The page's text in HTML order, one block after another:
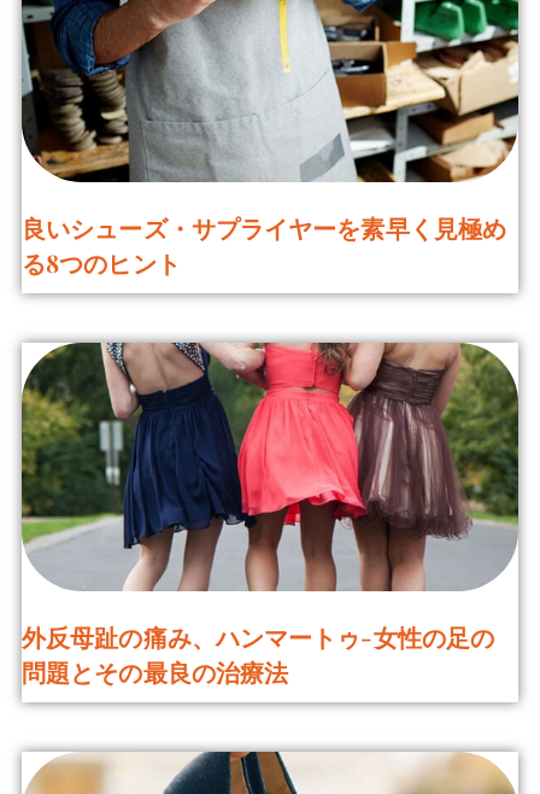
良いシューズ・サプライヤーを素早く見極め
る8つのヒント
外反母趾の痛み、ハンマートゥ-女性の足の
問題とその最良の治療法